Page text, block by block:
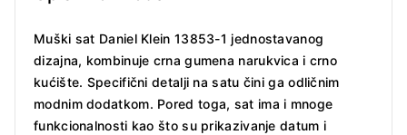
Muški sat Daniel Klein 13853-1 jednostavanog
dizajna, kombinuje crna gumena narukvica i crno
kućište. Specifični detalji na satu čini ga odličnim
modnim dodatkom. Pored toga, sat ima i mnoge
funkcionalnosti kao što su prikazivanje datum i